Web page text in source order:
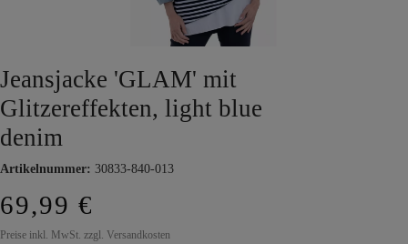
Jeansjacke 'GLAM' mit
Glitzereffekten, light blue
denim
Artikelnummer: 30833-840-013
69,99 €
Preise inkl. MwSt. zzgl. Versandkosten